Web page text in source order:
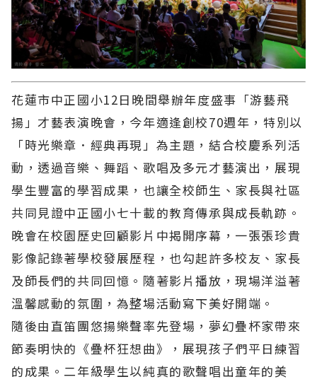
花蓮市中正國小12日晚間舉辦年度盛事「游藝飛
揚」才藝表演晚會，今年適逢創校70週年，特別以
「時光樂章．經典再現」為主題，結合校慶系列活
動，透過音樂、舞蹈、歌唱及多元才藝演出，展現
學生豐富的學習成果，也讓全校師生、家長與社區
共同見證中正國小七十載的教育傳承與成長軌跡。
晚會在校園歷史回顧影片中揭開序幕，一張張珍貴
影像記錄著學校發展歷程，也勾起許多校友、家長
及師長們的共同回憶。隨著影片播放，現場洋溢著
溫馨感動的氛圍，為整場活動寫下美好開端。
隨後由直笛團悠揚樂聲率先登場，夢幻疊杯家帶來
節奏明快的《疊杯狂想曲》，展現孩子們平日練習
的成果。二年級學生以純真的歌聲唱出童年的美